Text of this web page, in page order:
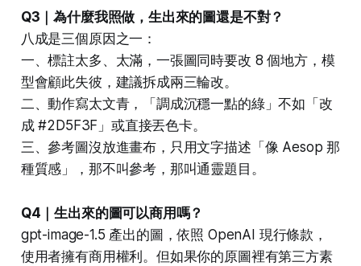
Q3｜為什麼我照做，生出來的圖還是不對？
八成是三個原因之一：
一、標註太多、太滿，一張圖同時要改 8 個地方，模
型會顧此失彼，建議拆成兩三輪改。
二、動作寫太文青，「調成沉穩一點的綠」不如「改
成 #2D5F3F」或直接丟色卡。
三、參考圖沒放進畫布，只用文字描述「像 Aesop 那
種質感」，那不叫參考，那叫通靈題目。
Q4｜生出來的圖可以商用嗎？
gpt-image-1.5 產出的圖，依照 OpenAI 現行條款，
使用者擁有商用權利。但如果你的原圖裡有第三方素